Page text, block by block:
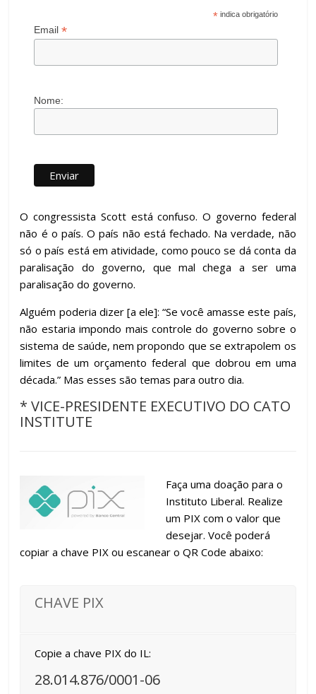
* indica obrigatório
Email*
Nome:
O congressista Scott está confuso. O governo federal
não é o país. O país não está fechado. Na verdade, não
só o país está em atividade, como pouco se dá conta da
paralisação do governo, que mal chega a ser uma
paralisação do governo.
Alguém poderia dizer [a ele]: “Se você amasse este país,
não estaria impondo mais controle do governo sobre o
sistema de saúde, nem propondo que se extrapolem os
limites de um orçamento federal que dobrou em uma
década.” Mas esses são temas para outro dia.
* VICE-PRESIDENTE EXECUTIVO DO CATO
INSTITUTE
Faça uma doação para o
Instituto Liberal. Realize
um PIX com o valor que
desejar. Você poderá
copiar a chave PIX ou escanear o QR Code abaixo:
CHAVE PIX
Copie a chave PIX do IL:
28.014.876/0001-06